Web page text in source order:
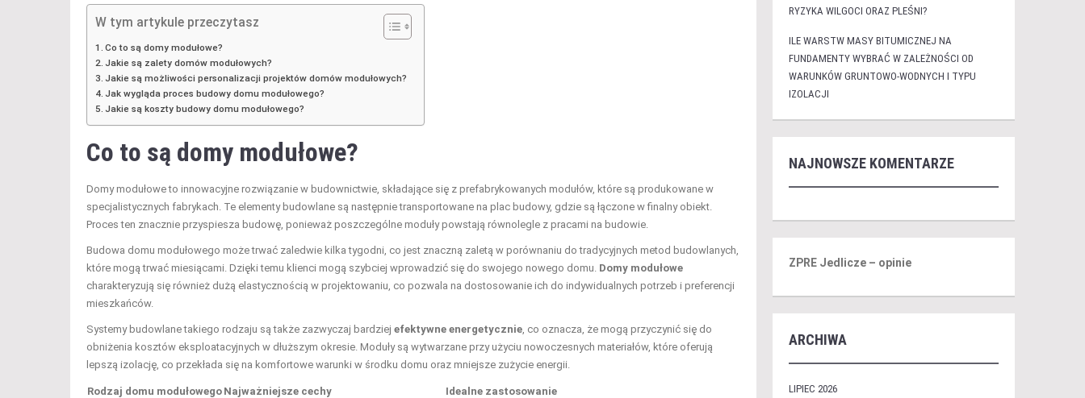
W tym artykule przeczytasz
Co to są domy modułowe?
Jakie są zalety domów modułowych?
Jakie są możliwości personalizacji projektów domów modułowych?
Jak wygląda proces budowy domu modułowego?
Jakie są koszty budowy domu modułowego?
Co to są domy modułowe?
Domy modułowe to innowacyjne rozwiązanie w budownictwie, składające się z prefabrykowanych modułów, które są produkowane w
specjalistycznych fabrykach. Te elementy budowlane są następnie transportowane na plac budowy, gdzie są łączone w finalny obiekt.
Proces ten znacznie przyspiesza budowę, ponieważ poszczególne moduły powstają równolegle z pracami na budowie.
Budowa domu modułowego może trwać zaledwie kilka tygodni, co jest znaczną zaletą w porównaniu do tradycyjnych metod budowlanych,
które mogą trwać miesiącami. Dzięki temu klienci mogą szybciej wprowadzić się do swojego nowego domu. Domy modułowe
charakteryzują się również dużą elastycznością w projektowaniu, co pozwala na dostosowanie ich do indywidualnych potrzeb i preferencji
mieszkańców.
Systemy budowlane takiego rodzaju są także zazwyczaj bardziej efektywne energetycznie , co oznacza, że mogą przyczynić się do
obniżenia kosztów eksploatacyjnych w dłuższym okresie. Moduły są wytwarzane przy użyciu nowoczesnych materiałów, które oferują
lepszą izolację, co przekłada się na komfortowe warunki w środku domu oraz mniejsze zużycie energii.
Rodzaj domu modułowego Najważniejsze cechy
Idealne zastosowanie
RYZYKA WILGOCI ORAZ PLEŚNI?
ILE WARSTW MASY BITUMICZNEJ NA
FUNDAMENTY WYBRAĆ W ZALEŻNOŚCI OD
WARUNKÓW GRUNTOWO-WODNYCH I TYPU
IZOLACJI
NAJNOWSZE KOMENTARZE
ZPRE Jedlicze – opinie
ARCHIWA
LIPIEC 2026